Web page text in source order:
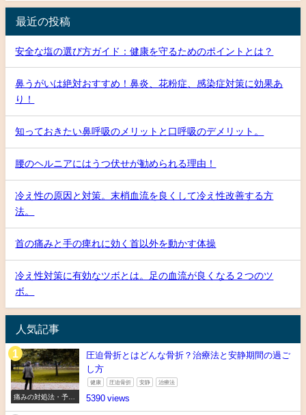
最近の投稿
安全な塩の選び方ガイド：健康を守るためのポイントとは？
鼻うがいは絶対おすすめ！鼻炎、花粉症、感染症対策に効果あ
り！
知っておきたい鼻呼吸のメリットと口呼吸のデメリット。
腰のヘルニアにはうつ伏せが勧められる理由！
冷え性の原因と対策。末梢血流を良くして冷え性改善する方
法。
首の痛みと手の痺れに効く首以外を動かす体操
冷え性対策に有効なツボとは。足の血流が良くなる２つのツ
ボ。
人気記事
痛みの対処法・予防
圧迫骨折とはどんな骨折？治療法と安静期間の過ご
し方
健康 圧迫骨折 安静 治療法
5390